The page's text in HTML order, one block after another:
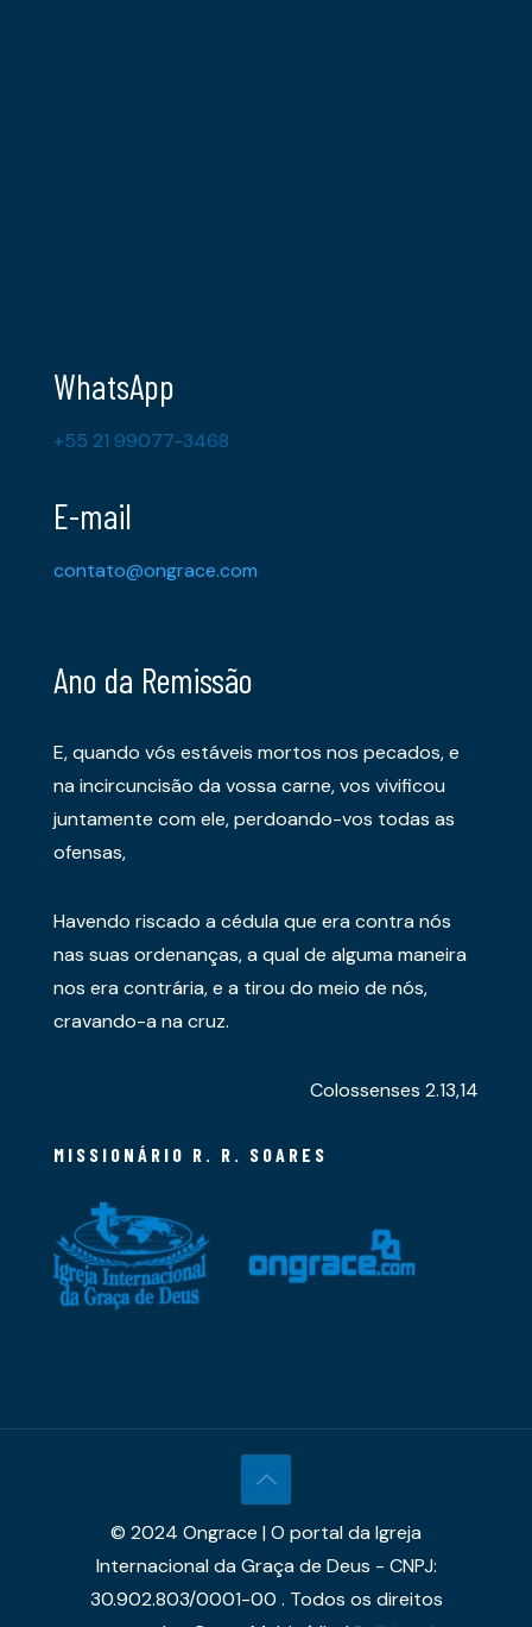
WhatsApp
+55 21 99077-3468
E-mail
contato@ongrace.com
Ano da Remissão
E, quando vós estáveis mortos nos pecados, e
na incircuncisão da vossa carne, vos vivificou
juntamente com ele, perdoando-vos todas as
ofensas,
Havendo riscado a cédula que era contra nós
nas suas ordenanças, a qual de alguma maneira
nos era contrária, e a tirou do meio de nós,
cravando-a na cruz.
Colossenses 2.13,14
MISSIONÁRIO R. R. SOARES
© 2024 Ongrace | O portal da Igreja
Internacional da Graça de Deus - CNPJ:
30.902.803/0001-00 . Todos os direitos